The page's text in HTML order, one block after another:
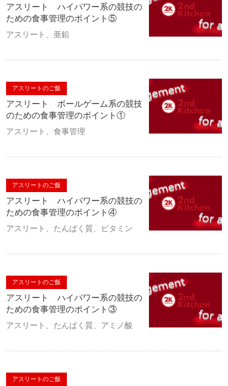
アスリート ハイパワー系の競技の
ための食事管理のポイント⑤
アスリート、亜鉛
アスリートのご飯
アスリート ボールゲーム系の競技
のための食事管理のポイント①
アスリート、食事管理
アスリートのご飯
アスリート ハイパワー系の競技の
ための食事管理のポイント④
アスリート、たんぱく質、ビタミン
アスリートのご飯
アスリート ハイパワー系の競技の
ための食事管理のポイント③
アスリート、たんぱく質、アミノ酸
アスリートのご飯